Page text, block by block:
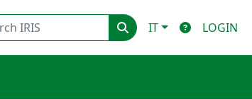
IT LOGIN